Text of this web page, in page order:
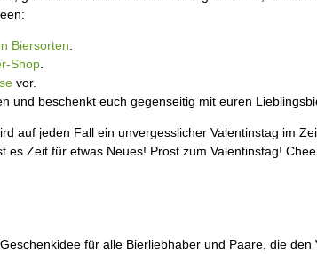
Biersorten
Shop
vor.
und beschenkt euch gegenseitig mit euren
auf jeden Fall ein unvergesslicher Valentinstag im
es Zeit für etwas Neues! Prost zum Valentinstag!
für alle Bierliebhaber und Paare, die den